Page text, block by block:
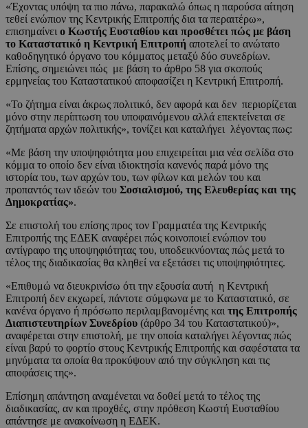
«Έχοντας υπόψη τα πιο πάνω, παρακαλώ όπως η παρούσα αίτηση
τεθεί ενώπιον της Κεντρικής Επιτροπής δια τα περαιτέρω»,
επισημαίνει ο Κωστής Ευσταθίου και προσθέτει πώς με βάση
το Καταστατικό η Κεντρική Επιτροπή αποτελεί το ανώτατο
καθοδηγητικό όργανο του κόμματος μεταξύ δύο συνεδρίων.
Επίσης, σημειώνει πώς με βάση το άρθρο 58 για σκοπούς
ερμηνείας του Καταστατικού αποφασίζει η Κεντρική Επιτροπή.
«Το ζήτημα είναι άκρως πολιτικό, δεν αφορά και δεν περιορίζεται
μόνο στην περίπτωση του υποφαινόμενου αλλά επεκτείνεται σε
ζητήματα αρχών πολιτικής», τονίζει και καταλήγει λέγοντας πως:
«Με βάση την υποψηφιότητα μου επιχειρείται μια νέα σελίδα στο
κόμμα το οποίο δεν είναι ιδιοκτησία κανενός παρά μόνο της
ιστορία του, των αρχών του, των φίλων και μελών του και
προπαντός των ιδεών του Σοσιαλισμού, της Ελευθερίας και της
Δημοκρατίας».
Σε επιστολή του επίσης προς τον Γραμματέα της Κεντρικής
Επιτροπής της ΕΔΕΚ αναφέρει πώς κοινοποιεί ενώπιον του
αντίγραφο της υποψηφιότητας του, υποδεικνύοντας πώς μετά το
τέλος της διαδικασίας θα κληθεί να εξετάσει τις υποψηφιότητες.
«Επιθυμώ να διευκρινίσω ότι την εξουσία αυτή η Κεντρική
Επιτροπή δεν εκχωρεί, πάντοτε σύμφωνα με το Καταστατικό, σε
κανένα όργανο ή πρόσωπο περιλαμβανομένης και της Επιτροπής
Διαπιστευτηρίων Συνεδρίου (άρθρο 34 του Καταστατικού)»,
αναφέρεται στην επιστολή, με την οποία καταλήγει λέγοντας πώς
είναι βαρύ το φορτίο στους Κεντρικής Επιτροπής και σαφέστατα τα
μηνύματα τα οποία θα προκύψουν από την σύγκληση και τις
αποφάσεις της».
Επίσημη απάντηση αναμένεται να δοθεί μετά το τέλος της
διαδικασίας, αν και προχθές, στην πρόθεση Κωστή Ευσταθίου
απάντησε με ανακοίνωση η ΕΔΕΚ.